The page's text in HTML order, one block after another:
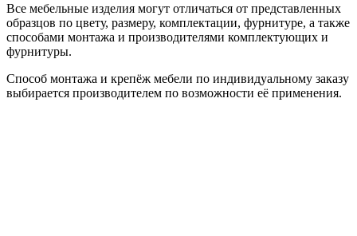
Все мебельные изделия могут отличаться от представленных
образцов по цвету, размеру, комплектации, фурнитуре, а также
способами монтажа и производителями комплектующих и
фурнитуры.
Способ монтажа и крепёж мебели по индивидуальному заказу
выбирается производителем по возможности её применения.